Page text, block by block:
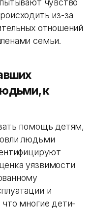
из-за
отношений
семьи.
к
помощь детям,
людьми
уязвимости
и
что многие дети-